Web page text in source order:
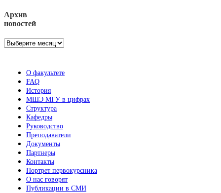
Архив
новостей
Архив
О факультете
FAQ
История
МШЭ МГУ в цифрах
Структура
Кафедры
Руководство
Преподаватели
Документы
Партнеры
Контакты
Портрет первокурсника
О нас говорят
Публикации в СМИ